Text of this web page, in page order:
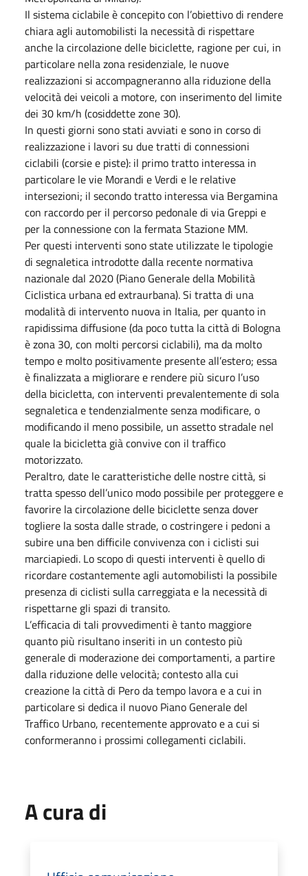
Il sistema ciclabile è concepito con l’obiettivo di rendere
chiara agli automobilisti la necessità di rispettare
anche la circolazione delle biciclette, ragione per cui, in
particolare nella zona residenziale, le nuove
realizzazioni si accompagneranno alla riduzione della
velocità dei veicoli a motore, con inserimento del limite
dei 30 km/h (cosiddette zone 30).
In questi giorni sono stati avviati e sono in corso di
realizzazione i lavori su due tratti di connessioni
ciclabili (corsie e piste): il primo tratto interessa in
particolare le vie Morandi e Verdi e le relative
intersezioni; il secondo tratto interessa via Bergamina
con raccordo per il percorso pedonale di via Greppi e
per la connessione con la fermata Stazione MM.
Per questi interventi sono state utilizzate le tipologie
di segnaletica introdotte dalla recente normativa
nazionale dal 2020 (Piano Generale della Mobilità
Ciclistica urbana ed extraurbana). Si tratta di una
modalità di intervento nuova in Italia, per quanto in
rapidissima diffusione (da poco tutta la città di Bologna
è zona 30, con molti percorsi ciclabili), ma da molto
tempo e molto positivamente presente all’estero; essa
è finalizzata a migliorare e rendere più sicuro l’uso
della bicicletta, con interventi prevalentemente di sola
segnaletica e tendenzialmente senza modificare, o
modificando il meno possibile, un assetto stradale nel
quale la bicicletta già convive con il traffico
motorizzato.
Peraltro, date le caratteristiche delle nostre città, si
tratta spesso dell’unico modo possibile per proteggere e
favorire la circolazione delle biciclette senza dover
togliere la sosta dalle strade, o costringere i pedoni a
subire una ben difficile convivenza con i ciclisti sui
marciapiedi. Lo scopo di questi interventi è quello di
ricordare costantemente agli automobilisti la possibile
presenza di ciclisti sulla carreggiata e la necessità di
rispettarne gli spazi di transito.
L’efficacia di tali provvedimenti è tanto maggiore
quanto più risultano inseriti in un contesto più
generale di moderazione dei comportamenti, a partire
dalla riduzione delle velocità; contesto alla cui
creazione la città di Pero da tempo lavora e a cui in
particolare si dedica il nuovo Piano Generale del
Traffico Urbano, recentemente approvato e a cui si
conformeranno i prossimi collegamenti ciclabili.
A cura di